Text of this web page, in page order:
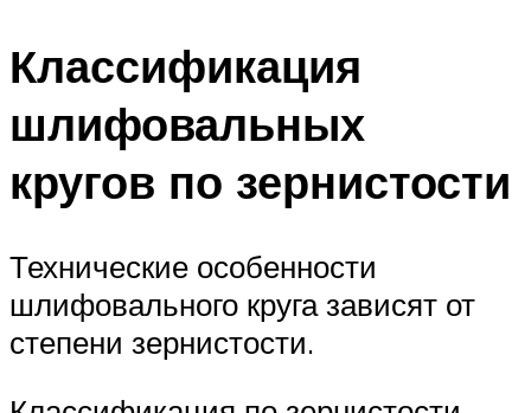
Классификация
шлифовальных
кругов по зернистости
Технические особенности
шлифовального круга зависят от
степени зернистости.